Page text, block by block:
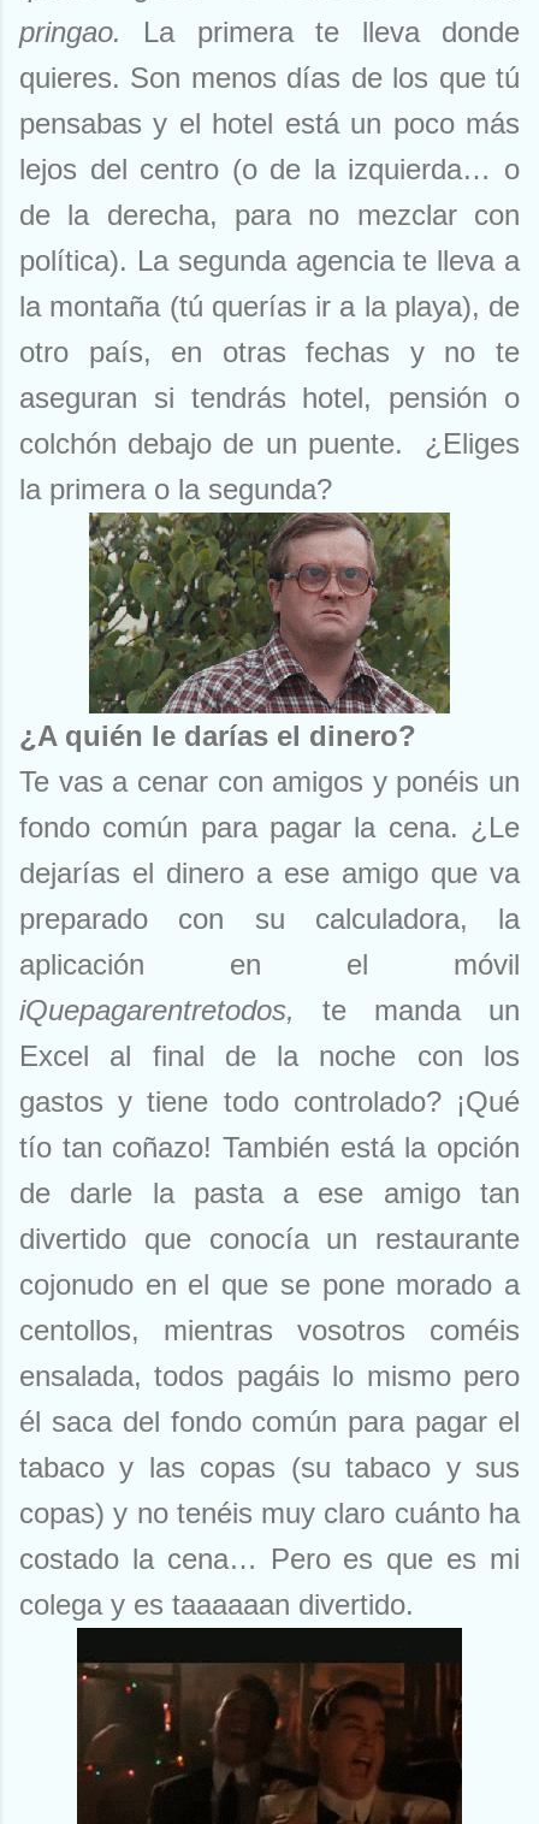
pringao. La primera te lleva donde
quieres. Son menos días de los que tú
pensabas y el hotel está un poco más
lejos del centro (o de la izquierda… o
de la derecha, para no mezclar con
política). La segunda agencia te lleva a
la montaña (tú querías ir a la playa), de
otro país, en otras fechas y no te
aseguran si tendrás hotel, pensión o
colchón debajo de un puente.
¿Eliges
la primera o la segunda?
¿A quién le darías el dinero?
Te vas a cenar con amigos y ponéis un
fondo común para pagar la cena. ¿Le
dejarías el dinero a ese amigo que va
preparado con su calculadora, la
aplicación en el móvil
iQuepagarentretodos, te manda un
Excel al final de la noche con los
gastos y tiene todo controlado? ¡Qué
tío tan coñazo! También está la opción
de darle la pasta a ese amigo tan
divertido que conocía un restaurante
cojonudo en el que se pone morado a
centollos, mientras vosotros coméis
ensalada, todos pagáis lo mismo pero
él saca del fondo común para pagar el
tabaco y las copas (su tabaco y sus
copas) y no tenéis muy claro cuánto ha
costado la cena… Pero es que es mi
colega y es taaaaaan divertido.